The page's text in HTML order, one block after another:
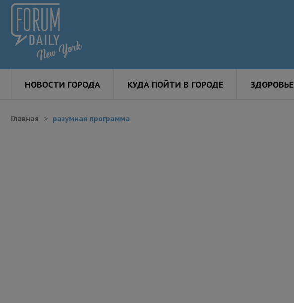
НОВОСТИ ГОРОДА КУДА ПОЙТИ В ГОРОДЕ ЗДОРОВЬЕ
Главная разумная программа